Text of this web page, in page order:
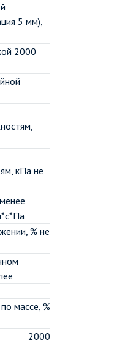
5 мм),
2000
кПа не
% не
массе, %
2000